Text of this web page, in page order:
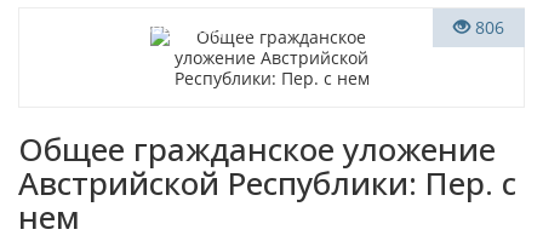
Индивидуальный подход 806
Общее гражданское уложение
Австрийской Республики: Пер. с
нем